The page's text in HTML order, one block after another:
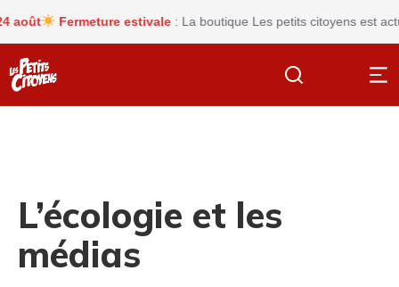
Fermeture estivale: La boutique Les petits citoyens est
L’écologie et les
médias